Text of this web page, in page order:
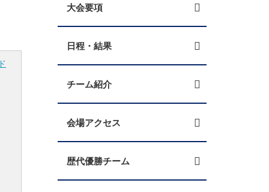
大会要項
日程・結果
チーム紹介
会場アクセス
歴代優勝チーム